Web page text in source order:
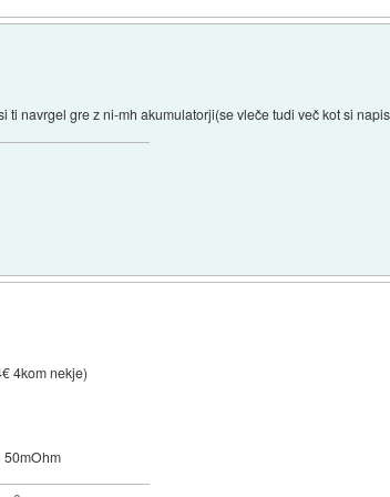
navrgel gre z ni-mh akumulatorji(se vleče tudi več kot si
4kom nekje)
50mOhm